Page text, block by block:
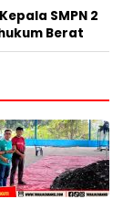
SMPN 2
Berat